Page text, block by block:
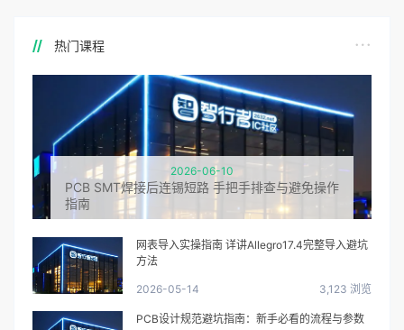
热门课程
2026-06-10
PCB SMT焊接后连锡短路 手把手排查与避免操作
指南
网表导入实操指南 详讲Allegro17.4完整导入避坑
方法
2026-05-14 3,123 浏览
PCB设计规范避坑指南：新手必看的流程与参数